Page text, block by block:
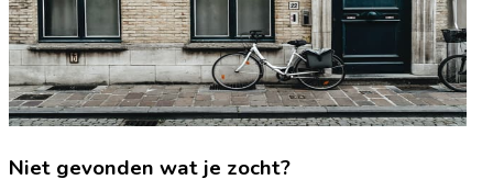
Niet gevonden wat je zocht?